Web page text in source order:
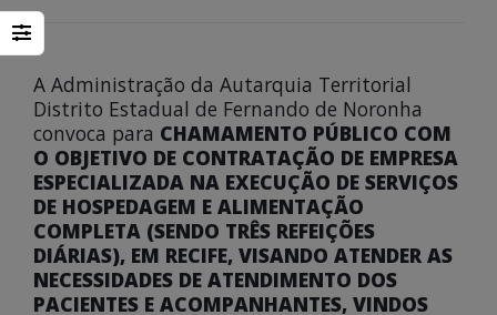
A Administração da Autarquia Territorial
Distrito Estadual de Fernando de Noronha
convoca para CHAMAMENTO PÚBLICO COM
O OBJETIVO DE CONTRATAÇÃO DE EMPRESA
ESPECIALIZADA NA EXECUÇÃO DE SERVIÇOS
DE HOSPEDAGEM E ALIMENTAÇÃO
COMPLETA (SENDO TRÊS REFEIÇÕES
DIÁRIAS), EM RECIFE, VISANDO ATENDER AS
NECESSIDADES DE ATENDIMENTO DOS
PACIENTES E ACOMPANHANTES, VINDOS